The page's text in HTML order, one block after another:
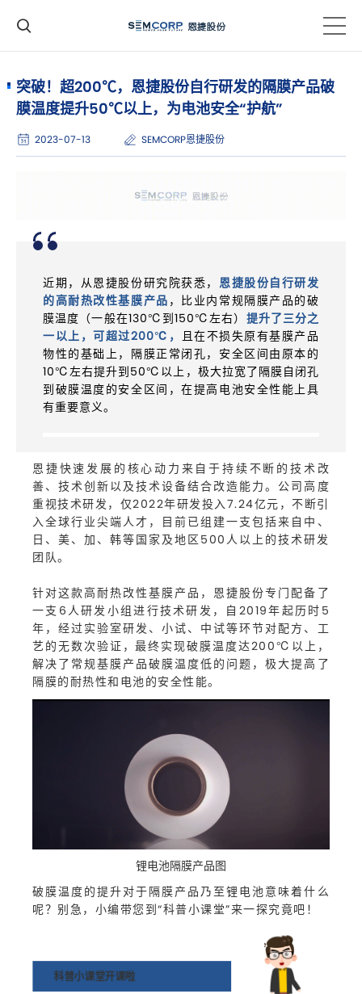
突破！超200℃，恩捷股份自行研发的隔膜产品破
膜温度提升50℃以上，为电池安全“护航”
2023-07-13 SEMCORP恩捷股份
近期，从恩捷股份研究院获悉， 恩捷股份自行研发
的高耐热改性基膜产品 ，比业内常规隔膜产品的破
膜温度（一般在130℃到150℃左右） 提升了三分之
一以上，可超过200℃，
且在不损失原有基膜产品
物性的基础上，隔膜正常闭孔，安全区间由原本的
10℃左右提升到50℃以上，极大拉宽了隔膜自闭孔
到破膜温度的安全区间，在提高电池安全性能上具
有重要意义。
恩捷快速发展的核心动力来自于持续不断的技术改
善、技术创新以及技术设备结合改造能力。公司高度
重视技术研发，仅2022年研发投入7.24亿元，不断引
入全球行业尖端人才，目前已组建一支包括来自中、
日、美、加、韩等国家及地区500人以上的技术研发
团队。
针对这款高耐热改性基膜产品，恩捷股份专门配备了
一支6人研发小组进行技术研发，自2019年起历时5
年，经过实验室研发、小试、中试等环节对配方、工
艺的无数次验证，最终实现破膜温度达200℃以上，
解决了常规基膜产品破膜温度低的问题，极大提高了
隔膜的耐热性和电池的安全性能。
锂电池隔膜产品图
破膜温度的提升对于隔膜产品乃至锂电池意味着什么
呢？别急，小编带您到“科普小课堂”来一探究竟吧！
科普小课堂开课啦